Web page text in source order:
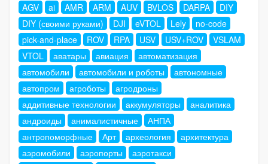
AGV ai AMR ARM AUV BVLOS DARPA
DIY
DIY (своими руками)
DJI eVTOL Lely
no-code
pick-and-place
ROV RPA USV USV+ROV
VSLAM
VTOL
аватары авиация
автоматизация
автомобили
автомобили и роботы
автономные
автопром
агроботы
агродроны
аддитивные технологии
аккумуляторы
аналитика
андроиды
анималистичные
АНПА
антропоморфные
Арт археология
архитектура
аэромобили
аэропорты
аэротакси